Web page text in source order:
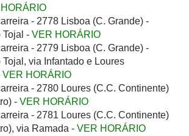
- 2778 Lisboa (C. Grande) -
Tojal - VER HORÁRIO
- 2779 Lisboa (C. Grande) -
Tojal, via Infantado e Loures
VER HORÁRIO
- 2780 Loures (C.C. Continente)
- VER HORÁRIO
- 2781 Loures (C.C. Continente)
via Ramada - VER HORÁRIO